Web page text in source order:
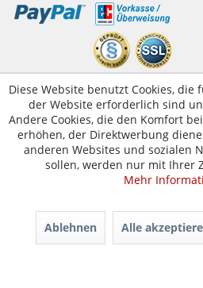
Kundenservice
Servicetelefon:05223-1830016
E-Mail:kontakt@tuer-und-zarge.de
© Tür-und-Zarge.de 2017
Diese Website benutzt Cookies,
der Website erforderlich sind
Andere Cookies, die den Komfort
erhöhen, der Direktwerbung
anderen Websites und sozialen
sollen, werden nur mit Ihrer
Mehr
Ablehnen Alle